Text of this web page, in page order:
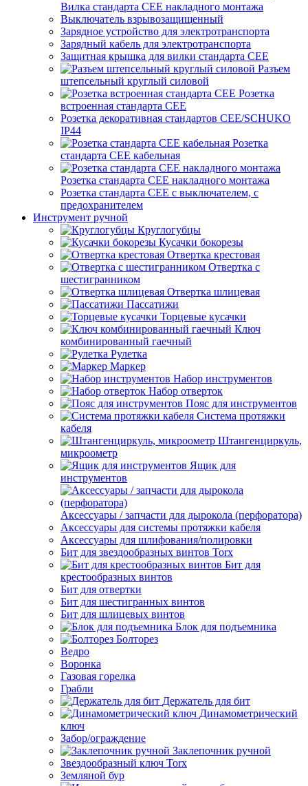
Вилка стандарта CEE накладного монтажа
Выключатель взрывозащищенный
Зарядное устройство для электротранспорта
Зарядный кабель для электротранспорта
Защитная крышка для вилки стандарта CEE
Разъем
штепсельный круглый силовой
Розетка
встроенная стандарта CEE
Розетка декоративная стандартов CEE/SCHUKO
IP44
Розетка
стандарта СЕЕ кабельная
Розетка стандарта СЕЕ накладного монтажа
Розетка стандарта СЕЕ с выключателем, с
предохранителем
Инструмент ручной
Круглогубцы
Кусачки бокорезы
Отвертка крестовая
Отвертка с
шестигранником
Отвертка шлицевая
Пассатижи
Торцевые кусачки
Ключ
комбинированный гаечный
Рулетка
Маркер
Набор инструментов
Набор отверток
Пояс для инструментов
Система протяжки
кабеля
Штангенциркуль,
микроометр
Ящик для
инструментов
Аксессуары / запчасти для дырокола (перфоратора)
Аксессуары для системы протяжки кабеля
Аксессуары для шлифования/полировки
Бит для звездообразных винтов Torx
Бит для
крестообразных винтов
Бит для отвертки
Бит для шестигранных винтов
Бит для шлицевых винтов
Блок для подъемника
Болторез
Ведро
Воронка
Газовая горелка
Грабли
Держатель для бит
Динамометрический
ключ
Забор/ограждение
Заклепочник ручной
Звездообразный ключ Torx
Земляной бур